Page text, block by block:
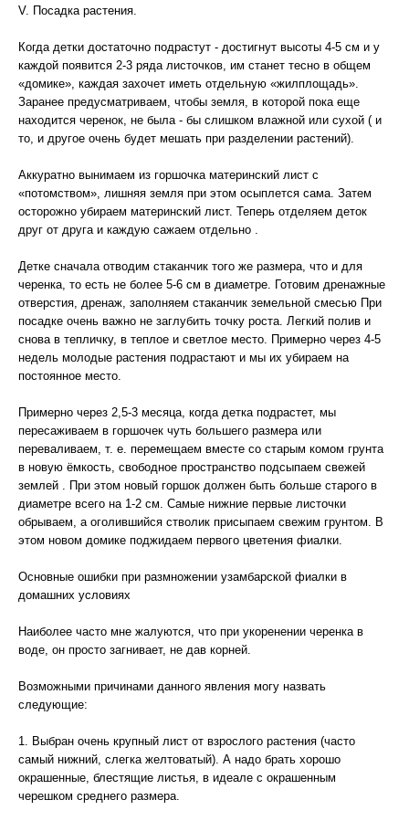
V. Посадка растения.
Когда детки достаточно подрастут - достигнут высоты 4-5 см и у
каждой появится 2-3 ряда листочков, им станет тесно в общем
«домике», каждая захочет иметь отдельную «жилплощадь».
Заранее предусматриваем, чтобы земля, в которой пока еще
находится черенок, не была - бы слишком влажной или сухой ( и
то, и другое очень будет мешать при разделении растений).
Аккуратно вынимаем из горшочка материнский лист с
«потомством», лишняя земля при этом осыплется сама. Затем
осторожно убираем материнский лист. Теперь отделяем деток
друг от друга и каждую сажаем отдельно .
Детке сначала отводим стаканчик того же размера, что и для
черенка, то есть не более 5-6 см в диаметре. Готовим дренажные
отверстия, дренаж, заполняем стаканчик земельной смесью При
посадке очень важно не заглубить точку роста. Легкий полив и
снова в тепличку, в теплое и светлое место. Примерно через 4-5
недель молодые растения подрастают и мы их убираем на
постоянное место.
Примерно через 2,5-3 месяца, когда детка подрастет, мы
пересаживаем в горшочек чуть большего размера или
переваливаем, т. е. перемещаем вместе со старым комом грунта
в новую ёмкость, свободное пространство подсыпаем свежей
землей . При этом новый горшок должен быть больше старого в
диаметре всего на 1-2 см. Самые нижние первые листочки
обрываем, а оголившийся стволик присыпаем свежим грунтом. В
этом новом домике поджидаем первого цветения фиалки.
Основные ошибки при размножении узамбарской фиалки в
домашних условиях
Наиболее часто мне жалуются, что при укоренении черенка в
воде, он просто загнивает, не дав корней.
Возможными причинами данного явления могу назвать
следующие:
1. Выбран очень крупный лист от взрослого растения (часто
самый нижний, слегка желтоватый). А надо брать хорошо
окрашенные, блестящие листья, в идеале с окрашенным
черешком среднего размера.